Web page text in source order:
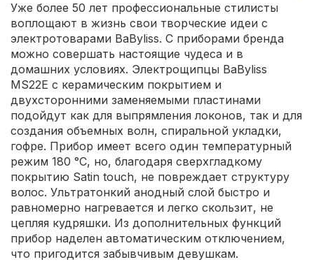
Уже более 50 лет профессиональные стилисты
воплощают в жизнь свои творческие идеи с
электротоварами BaByliss. С приборами бренда
можно совершать настоящие чудеса и в
домашних условиях. Электрощипцы BaByliss
MS22E с керамическим покрытием и
двухсторонними заменяемыми пластинами
подойдут как для выпрямления локонов, так и для
создания объемных волн, спиральной укладки,
гофре. Прибор имеет всего один температурный
режим 180 °С, но, благодаря сверхгладкому
покрытию Satin touch, не повреждает структуру
волос. Ультратонкий анодный слой быстро и
равномерно нагревается и легко скользит, не
цепляя кудряшки. Из дополнительных функций
прибор наделен автоматическим отключением,
что пригодится забывчивым девушкам.